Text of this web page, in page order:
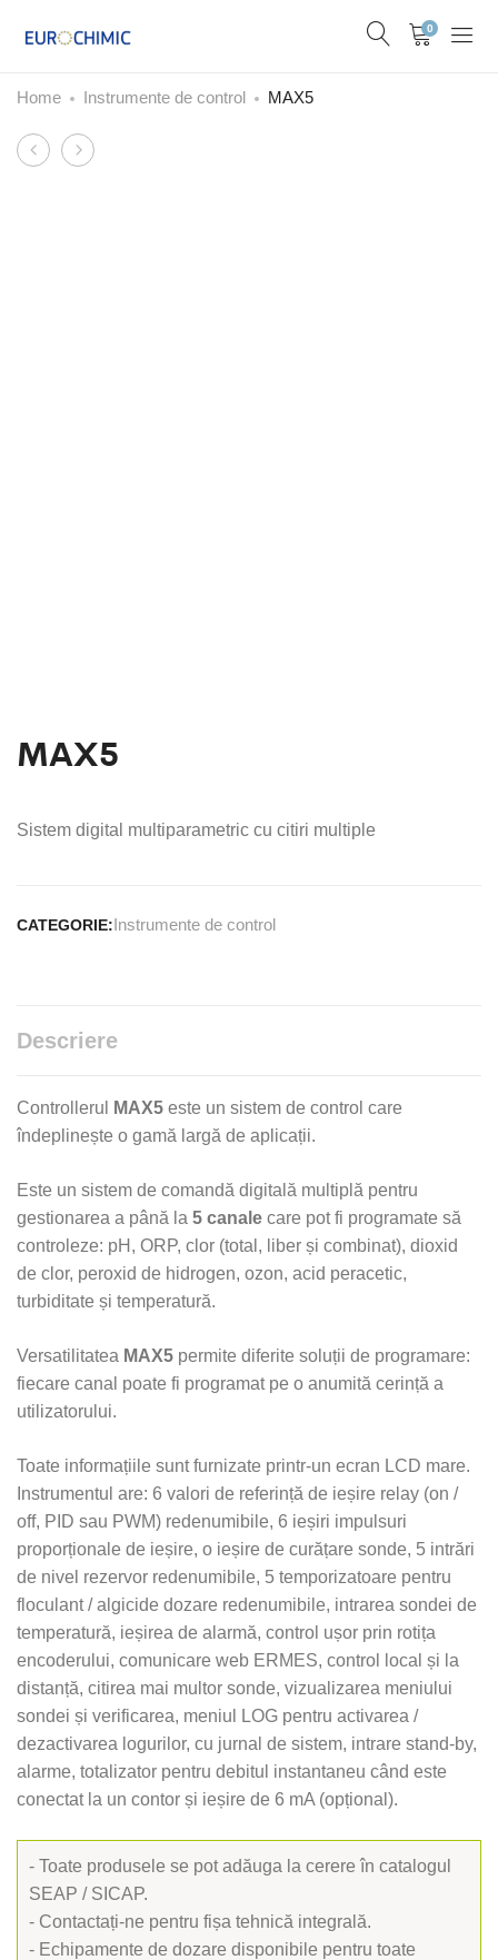
0
Home Instrumente de control MAX5
Product
PRIUSCATFI
MAX5
Sistem digital multiparametric cu citiri multiple
CATEGORIE:Instrumente de control
Descriere
Controllerul MAX5 este un sistem de control care
îndeplinește o gamă largă de aplicații.
Este un sistem de comandă digitală multiplă pentru
gestionarea a până la 5 canale care pot fi programate să
controleze: pH, ORP, clor (total, liber și combinat), dioxid
de clor, peroxid de hidrogen, ozon, acid peracetic,
turbiditate și temperatură.
Versatilitatea MAX5 permite diferite soluții de programare:
fiecare canal poate fi programat pe o anumită cerință a
utilizatorului.
Toate informațiile sunt furnizate printr-un ecran LCD mare.
Instrumentul are: 6 valori de referință de ieșire relay (on /
off, PID sau PWM) redenumibile, 6 ieșiri impulsuri
proporționale de ieșire, o ieșire de curățare sonde, 5 intrări
de nivel rezervor redenumibile, 5 temporizatoare pentru
floculant / algicide dozare redenumibile, intrarea sondei de
temperatură, ieșirea de alarmă, control ușor prin rotița
encoderului, comunicare web ERMES, control local și la
distanță, citirea mai multor sonde, vizualizarea meniului
sondei și verificarea, meniul LOG pentru activarea /
dezactivarea logurilor, cu jurnal de sistem, intrare stand-by,
alarme, totalizator pentru debitul instantaneu când este
conectat la un contor și ieșire de 6 mA (opțional).
- Toate produsele se pot adăuga la cerere în catalogul
SEAP / SICAP.
- Contactați-ne pentru fișa tehnică integrală.
- Echipamente de dozare disponibile pentru toate